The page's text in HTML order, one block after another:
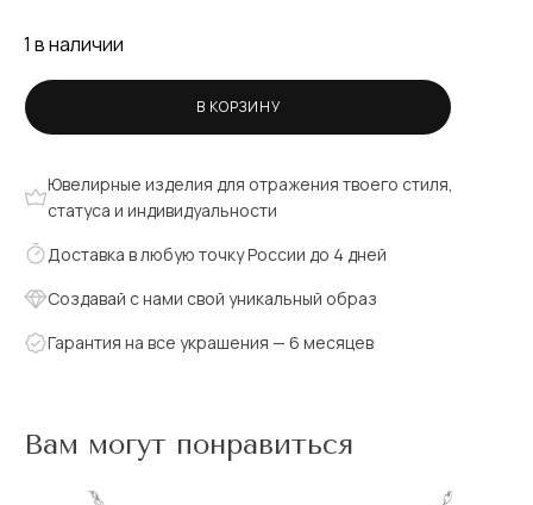
1 в наличии
В КОРЗИНУ
Ювелирные изделия для отражения твоего стиля,
статуса и индивидуальности
Доставка в любую точку России до 4 дней
Создавай с нами свой уникальный образ
Гарантия на все украшения — 6 месяцев
Вам могут понравиться